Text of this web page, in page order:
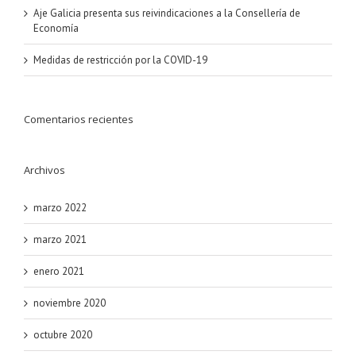
Aje Galicia presenta sus reivindicaciones a la Consellería de
Economía
Medidas de restricción por la COVID-19
Comentarios recientes
Archivos
marzo 2022
marzo 2021
enero 2021
noviembre 2020
octubre 2020